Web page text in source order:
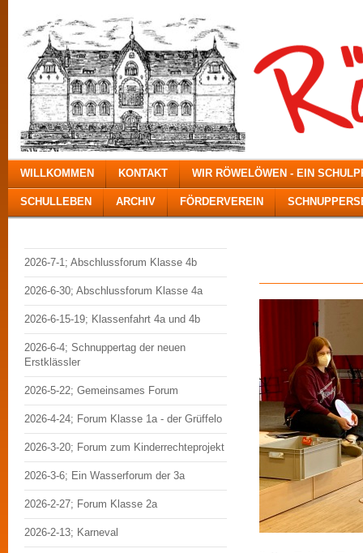
WILLKOMMEN KONTAKT WIR RÖWELÖWEN - EIN
SCHULLEBEN ARCHIV FÖRDERVEREIN
2026-7-1; Abschlussforum Klasse 4b
2026-6-30; Abschlussforum Klasse 4a
2026-6-15-19; Klassenfahrt 4a und 4b
2026-6-4; Schnuppertag der neuen
Erstklässler
2026-5-22; Gemeinsames Forum
2026-4-24; Forum Klasse 1a - der Grüffelo
2026-3-20; Forum zum Kinderrechteprojekt
2026-3-6; Ein Wasserforum der 3a
2026-2-27; Forum Klasse 2a
2026-2-13; Karneval